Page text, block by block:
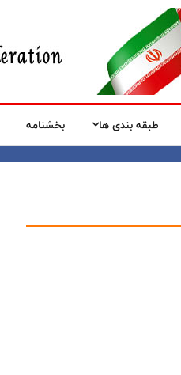
طبقه بندی ها بخشنامه